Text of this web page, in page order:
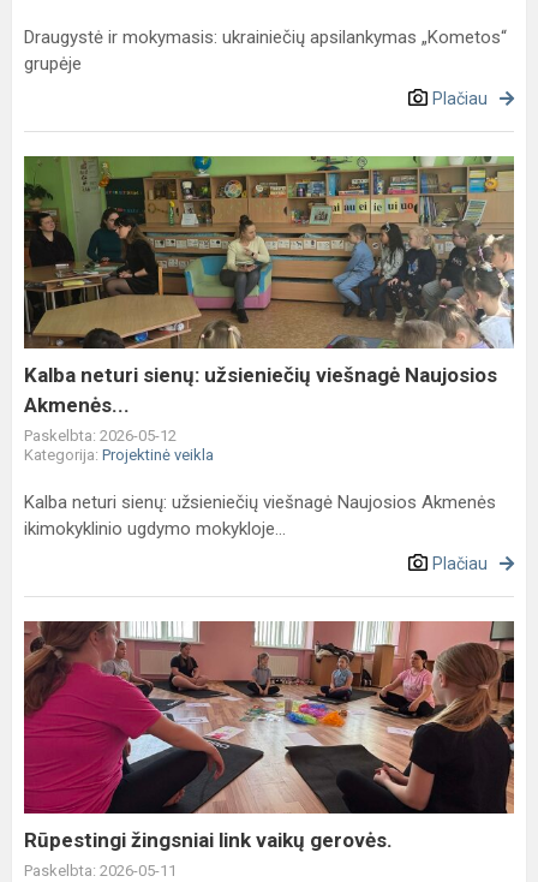
Draugystė ir mokymasis: ukrainiečių apsilankymas „Kometos“
grupėje
Plačiau
Kalba
neturi
sienų:
užsieniečių
viešnagė
Naujosios
Akmenės...
Kalba neturi sienų: užsieniečių viešnagė Naujosios
Akmenės...
Paskelbta: 2026-05-12
Kategorija: Projektinė veikla
Kalba neturi sienų: užsieniečių viešnagė Naujosios Akmenės
ikimokyklinio ugdymo mokykloje...
Plačiau
Rūpestingi
žingsniai
link
vaikų
Rūpestingi žingsniai link vaikų gerovės.
Paskelbta: 2026-05-11